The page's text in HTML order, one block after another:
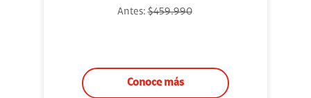
Antes:$459.990
Conoce más